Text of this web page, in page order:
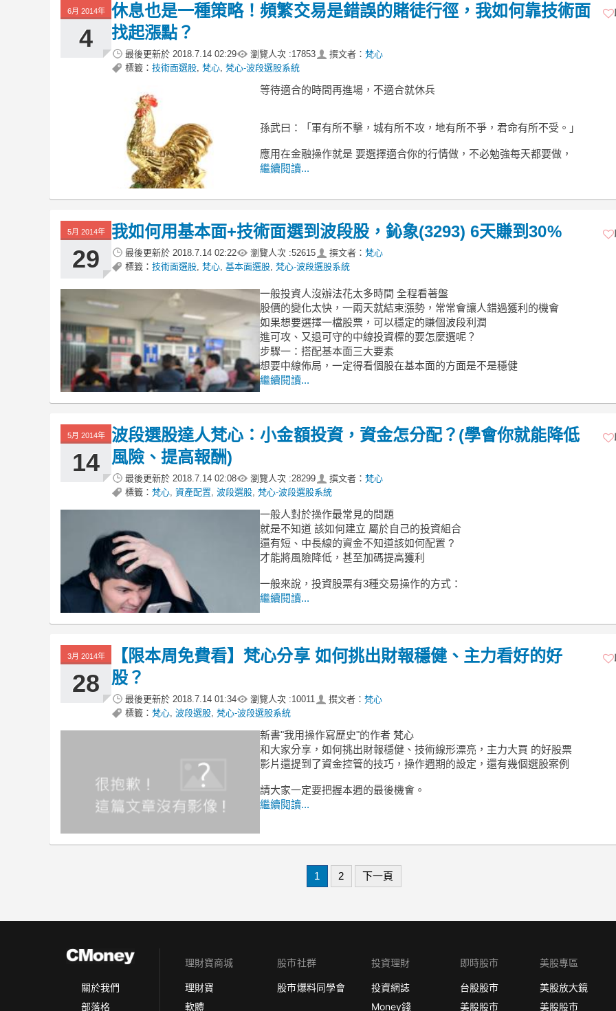
6月 2014年
4
休息也是一種策略！頻繁交易是錯誤的賭徒行徑，我如何靠技術面
找起漲點？
最後更新於 2018.7.14 02:29 瀏覽人次 :17853 撰文者： 梵心
標籤： 技術面選股 梵心 梵心-波段選股系統
等待適合的時間再進場，不適合就休兵
孫武曰：「軍有所不擊，城有所不攻，地有所不爭，君命有所不受。」
應用在金融操作就是 要選擇適合你的行情做，不必勉強每天都要做，
繼續閱讀...
5月 2014年
29
我如何用基本面+技術面選到波段股，鈊象(3293) 6天賺到30%
最後更新於 2018.7.14 02:22 瀏覽人次 :52615 撰文者： 梵心
標籤： 技術面選股 梵心 基本面選股 梵心-波段選股系統
一般投資人沒辦法花太多時間 全程看著盤
股價的變化太快，一兩天就結束漲勢，常常會讓人錯過獲利的機會
如果想要選擇一檔股票，可以穩定的賺個波段利潤
進可攻、又退可守的中線投資標的要怎麼選呢？
步驟一：搭配基本面三大要素
想要中線佈局，一定得看個股在基本面的方面是不是穩健
繼續閱讀...
5月 2014年
14
波段選股達人梵心：小金額投資，資金怎分配？(學會你就能降低
風險、提高報酬)
最後更新於 2018.7.14 02:08 瀏覽人次 :28299 撰文者： 梵心
標籤： 梵心 資產配置 波段選股 梵心-波段選股系統
一般人對於操作最常見的問題
就是不知道 該如何建立 屬於自己的投資組合
還有短、中長線的資金不知道該如何配置 ?
才能將風險降低，甚至加碼提高獲利
一般來說，投資股票有3種交易操作的方式：
繼續閱讀...
3月 2014年
28
【限本周免費看】梵心分享 如何挑出財報穩健、主力看好的好
股？
最後更新於 2018.7.14 01:34 瀏覽人次 :10011 撰文者： 梵心
標籤： 梵心 波段選股 梵心-波段選股系統
新書"我用操作寫歷史"的作者 梵心
和大家分享，如何挑出財報穩健、技術線形漂亮，主力大買 的好股票
影片還提到了資金控管的技巧，操作週期的設定，還有幾個選股案例
請大家一定要把握本週的最後機會。
繼續閱讀...
1 2 下一頁
關於我們
部落格
理財寶商城
理財寶
軟體
股市社群
股市爆料同學會
投資理財
投資網誌
Money錢
即時股市
台股股市
美股股市
美股專區
美股放大鏡
美股股市